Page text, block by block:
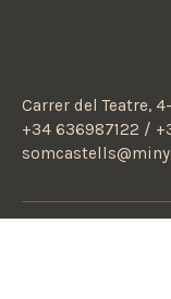
Carrer del Teatre,
+34 636987122 /